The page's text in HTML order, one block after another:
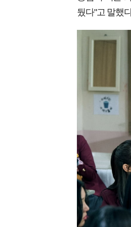
뒀다"고 말했